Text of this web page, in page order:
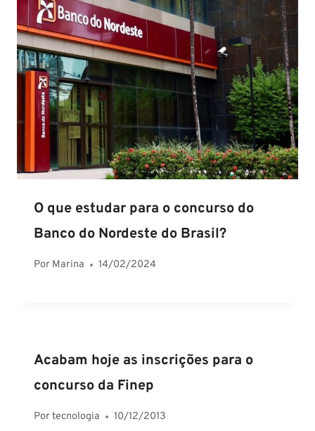
O que estudar para o concurso do
Banco do Nordeste do Brasil?
Por Marina 14/02/2024
Acabam hoje as inscrições para o
concurso da Finep
Portecnologia 10/12/2013